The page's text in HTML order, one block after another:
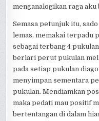
menganalogikan raga aku
Semasa petunjuk itu,
lemas, memakai terpadu
sebagai terbang 4
berlari perut pukulan
pada setiap pukulan
menyimpan sementara
pukulan. Mendiamkan
maka pedati mau positif
bertentangan di dalam